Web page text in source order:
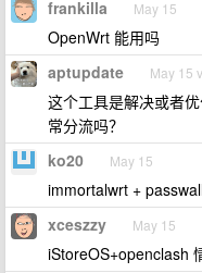
frankilla May 15
OpenWrt 能用吗
aptupdate May 15
这个工具是解决或者
常分流吗？
ko20 May 15
immortalwrt +
xceszzy May 15
iStoreOS+openclash